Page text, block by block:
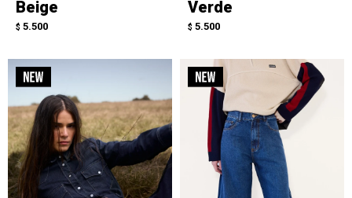
Beige
$ 5.500
Verde
$ 5.500